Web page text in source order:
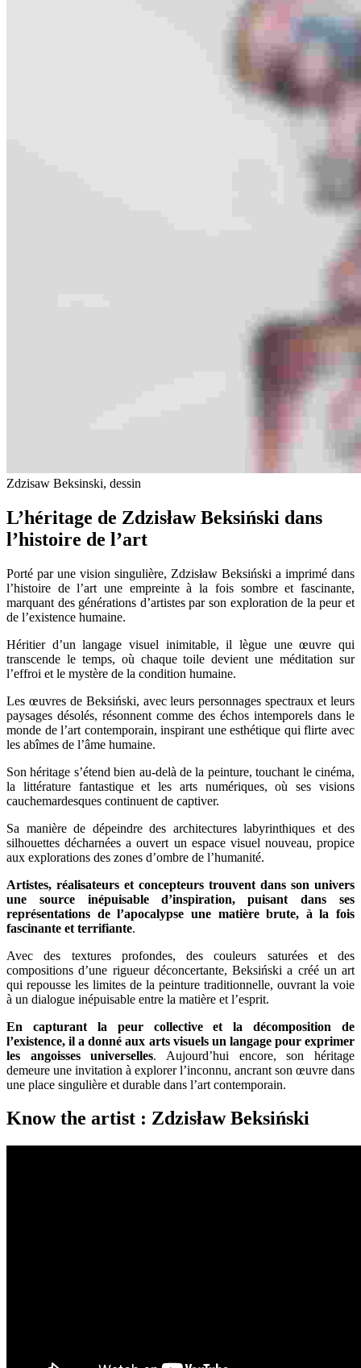
Zdzisaw Beksinski, dessin
L’héritage de Zdzisław Beksiński dans
l’histoire de l’art
Porté par une vision singulière, Zdzisław Beksiński a imprimé dans
l’histoire de l’art une empreinte à la fois sombre et fascinante,
marquant des générations d’artistes par son exploration de la peur et
de l’existence humaine.
Héritier d’un langage visuel inimitable, il lègue une œuvre qui
transcende le temps, où chaque toile devient une méditation sur
l’effroi et le mystère de la condition humaine.
Les œuvres de Beksiński, avec leurs personnages spectraux et leurs
paysages désolés, résonnent comme des échos intemporels dans le
monde de l’art contemporain, inspirant une esthétique qui flirte avec
les abîmes de l’âme humaine.
Son héritage s’étend bien au-delà de la peinture, touchant le cinéma,
la littérature fantastique et les arts numériques, où ses visions
cauchemardesques continuent de captiver.
Sa manière de dépeindre des architectures labyrinthiques et des
silhouettes décharnées a ouvert un espace visuel nouveau, propice
aux explorations des zones d’ombre de l’humanité.
Artistes, réalisateurs et concepteurs trouvent dans son univers
une source inépuisable d’inspiration, puisant dans ses
représentations de l’apocalypse une matière brute, à la fois
fascinante et terrifiante.
Avec des textures profondes, des couleurs saturées et des
compositions d’une rigueur déconcertante, Beksiński a créé un art
qui repousse les limites de la peinture traditionnelle, ouvrant la voie
à un dialogue inépuisable entre la matière et l’esprit.
En capturant la peur collective et la décomposition de
l’existence, il a donné aux arts visuels un langage pour exprimer
les angoisses universelles. Aujourd’hui encore, son héritage
demeure une invitation à explorer l’inconnu, ancrant son œuvre dans
une place singulière et durable dans l’art contemporain.
Know the artist : Zdzisław Beksiński